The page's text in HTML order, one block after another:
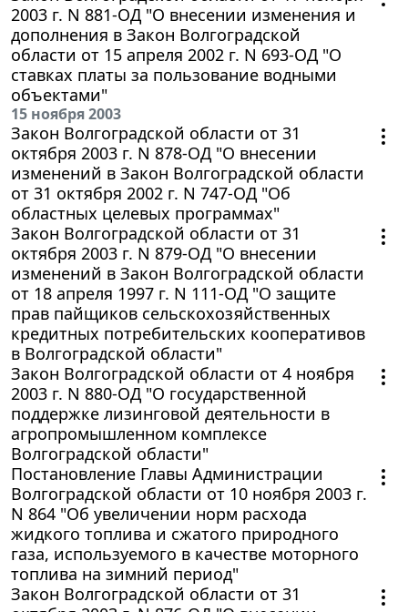
2003 г. N 881-ОД "О внесении изменения и
дополнения в Закон Волгоградской
области от 15 апреля 2002 г. N 693-ОД "О
ставках платы за пользование водными
объектами"
15 ноября 2003
Закон Волгоградской области от 31
октября 2003 г. N 878-ОД "О внесении
изменений в Закон Волгоградской области
от 31 октября 2002 г. N 747-ОД "Об
областных целевых программах"
Закон Волгоградской области от 31
октября 2003 г. N 879-ОД "О внесении
изменений в Закон Волгоградской области
от 18 апреля 1997 г. N 111-ОД "О защите
прав пайщиков сельскохозяйственных
кредитных потребительских кооперативов
в Волгоградской области"
Закон Волгоградской области от 4 ноября
2003 г. N 880-ОД "О государственной
поддержке лизинговой деятельности в
агропромышленном комплексе
Волгоградской области"
Постановление Главы Администрации
Волгоградской области от 10 ноября 2003 г.
N 864 "Об увеличении норм расхода
жидкого топлива и сжатого природного
газа, используемого в качестве моторного
топлива на зимний период"
Закон Волгоградской области от 31